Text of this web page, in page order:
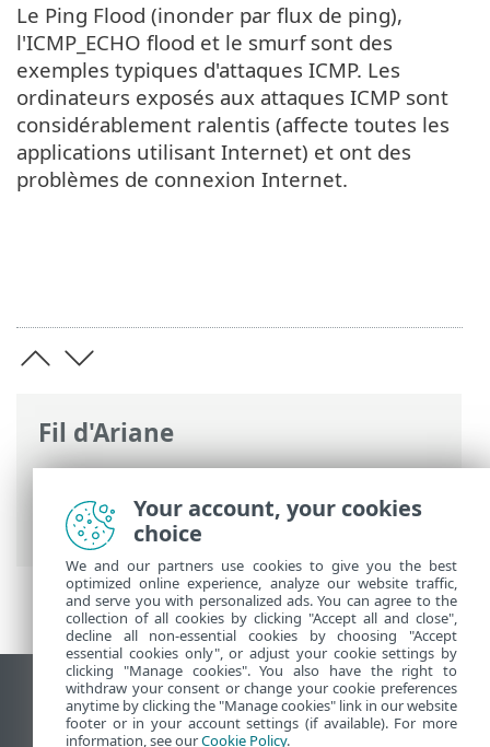
Fil d'Ariane
Aide en ligne d'ESET>ESET Glossary>
Attaques à distance > Attaques par
protocole ICMP
Le Ping Flood (inonder par flux de ping),
l'ICMP_ECHO flood et le smurf sont des
exemples typiques d'attaques ICMP. Les
ordinateurs exposés aux attaques ICMP sont
considérablement ralentis (affecte toutes les
applications utilisant Internet) et ont des
problèmes de connexion Internet.
Afficher le site pour ordinateur de bureau
End of Life
Your account, your cookies
choice
We and our partners use cookies to give you the best
optimized online experience, analyze our website traffic,
and serve you with personalized ads. You can agree to the
collection of all cookies by clicking "Accept all and close",
decline all non-essential cookies by choosing "Accept
essential cookies only", or adjust your cookie settings by
clicking "Manage cookies". You also have the right to
withdraw your consent or change your cookie preferences
anytime by clicking the "Manage cookies" link in our website
footer or in your account settings (if available). For more
information, see ourCookie Policy.